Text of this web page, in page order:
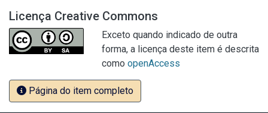
Licença Creative Commons
Exceto quando indicado de outra
forma, a licença deste item é descrita
como openAccess
Página do item completo